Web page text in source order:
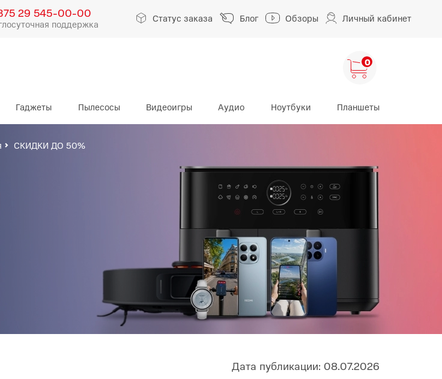
29 545-00-00
поддержка Статус заказа Блог Обзоры Личный кабинет
0
HUAWEI Nova
HUAWEI Mate
HONOR Magic
HONOR X
TCL 60
vivo Y
vivo V
Infinix
Infinix GT
Infinix Note
Camon
Гаджеты Пылесосы Видеоигры Аудио Ноутбуки Планшеты
СКИДКИ ДО 50%
Дата публикации: 08.07.2026